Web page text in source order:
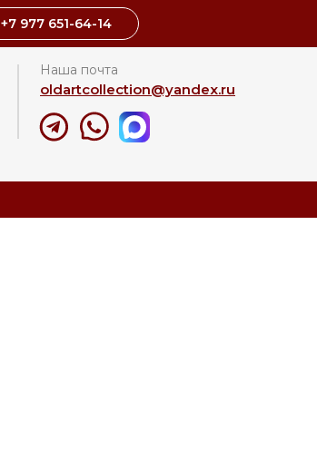
Наша почта
oldartcollection@yandex.ru
+7 977 651-64-14